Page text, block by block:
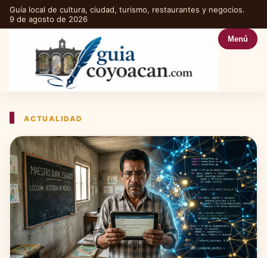
Guía local de cultura, ciudad, turismo, restaurantes y negocios.
9 de agosto de 2026
Menú
ACTUALIDAD